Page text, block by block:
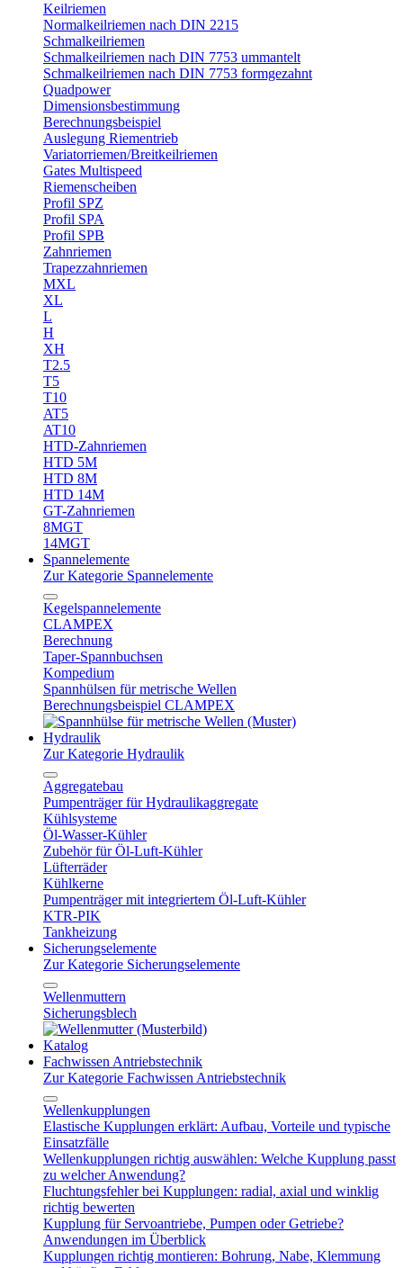
Keilriemen
Normalkeilriemen nach DIN 2215
Schmalkeilriemen
Schmalkeilriemen nach DIN 7753 ummantelt
Schmalkeilriemen nach DIN 7753 formgezahnt
Quadpower
Dimensionsbestimmung
Berechnungsbeispiel
Auslegung Riementrieb
Variatorriemen/Breitkeilriemen
Gates Multispeed
Riemenscheiben
Profil SPZ
Profil SPA
Profil SPB
Zahnriemen
Trapezzahnriemen
MXL
XL
L
H
XH
T2.5
T5
T10
AT5
AT10
HTD-Zahnriemen
HTD 5M
HTD 8M
HTD 14M
GT-Zahnriemen
8MGT
14MGT
Spannelemente
Zur Kategorie Spannelemente
Kegelspannelemente
CLAMPEX
Berechnung
Taper-Spannbuchsen
Kompedium
Spannhülsen für metrische Wellen
Berechnungsbeispiel CLAMPEX
Hydraulik
Zur Kategorie Hydraulik
Aggregatebau
Pumpenträger für Hydraulikaggregate
Kühlsysteme
Öl-Wasser-Kühler
Zubehör für Öl-Luft-Kühler
Lüfterräder
Kühlkerne
Pumpenträger mit integriertem Öl-Luft-Kühler
KTR-PIK
Tankheizung
Sicherungselemente
Zur Kategorie Sicherungselemente
Wellenmuttern
Sicherungsblech
Katalog
Fachwissen Antriebstechnik
Zur Kategorie Fachwissen Antriebstechnik
Wellenkupplungen
Elastische Kupplungen erklärt: Aufbau, Vorteile und typische
Einsatzfälle
Wellenkupplungen richtig auswählen: Welche Kupplung passt
zu welcher Anwendung?
Fluchtungsfehler bei Kupplungen: radial, axial und winklig
richtig bewerten
Kupplung für Servoantriebe, Pumpen oder Getriebe?
Anwendungen im Überblick
Kupplungen richtig montieren: Bohrung, Nabe, Klemmung